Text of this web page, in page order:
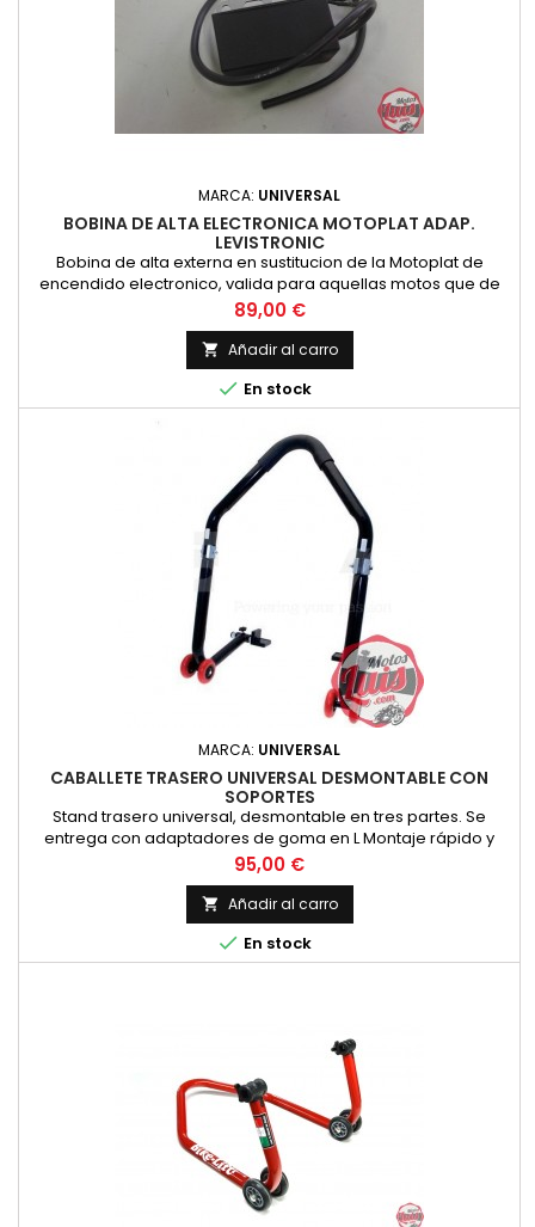
MARCA: UNIVERSAL
BOBINA DE ALTA ELECTRONICA MOTOPLAT ADAP.
LEVISTRONIC
Bobina de alta externa en sustitucion de la Motoplat de
encendido electronico, valida para aquellas motos que de
origen lleven encendido electronico con dos salidas con
cables de color azul y cable negro. Pese a ser diferente en
apariencia es compatible en tamaño. Esta bobina SUSTITUYE
a la original Motoplat de color rojo con las referencias: 96132
y...
Precio
89,00 €
 Añadir al carro
 En stock
MARCA: UNIVERSAL
CABALLETE TRASERO UNIVERSAL DESMONTABLE CON
SOPORTES
Stand trasero universal, desmontable en tres partes. Se
entrega con adaptadores de goma en L Montaje rápido y
fácil
Precio
95,00 €
 Añadir al carro
 En stock